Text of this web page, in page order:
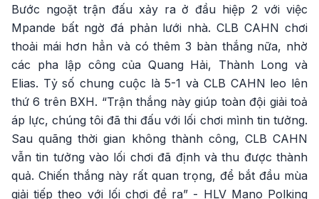
Bước ngoặt trận đấu xảy ra ở đầu hiệp 2 với việc
Mpande bất ngờ đá phản lưới nhà. CLB CAHN chơi
thoải mái hơn hẳn và có thêm 3 bàn thắng nữa, nhờ
các pha lập công của Quang Hải, Thành Long và
Elias. Tỷ số chung cuộc là 5-1 và CLB CAHN leo lên
thứ 6 trên BXH. “Trận thắng này giúp toàn đội giải toả
áp lực, chúng tôi đã thi đấu với lối chơi mình tin tưởng.
Sau quãng thời gian không thành công, CLB CAHN
vẫn tin tưởng vào lối chơi đã định và thu được thành
quả. Chiến thắng này rất quan trọng, để bắt đầu mùa
giải tiếp theo với lối chơi đề ra” - HLV Mano Polking